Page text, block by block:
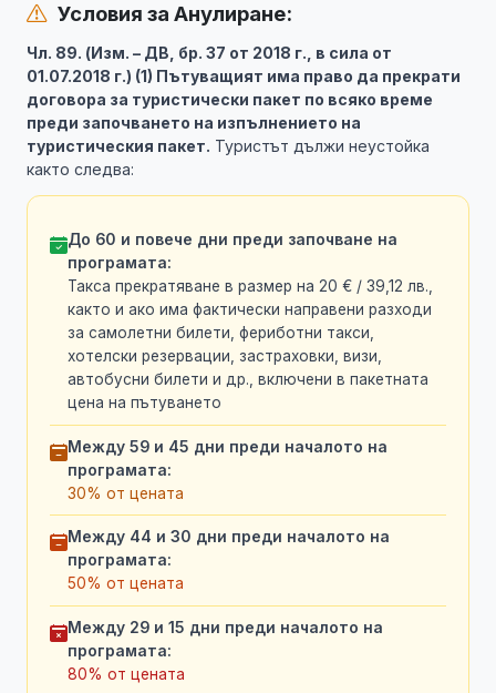
Условия за Анулиране:
Чл. 89. (Изм. – ДВ, бр. 37 от 2018 г., в сила от
01.07.2018 г.) (1) Пътуващият има право да прекрати
договора за туристически пакет по всяко време
преди започването на изпълнението на
туристическия пакет. Туристът дължи неустойка
както следва:
До 60 и повече дни преди започване на
програмата:
Такса прекратяване в размер на 20 € / 39,12 лв.,
както и ако има фактически направени разходи
за самолетни билети, фериботни такси,
хотелски резервации, застраховки, визи,
автобусни билети и др., включени в пакетната
цена на пътуването
Между 59 и 45 дни преди началото на
програмата:
30% от цената
Между 44 и 30 дни преди началото на
програмата:
50% от цената
Между 29 и 15 дни преди началото на
програмата:
80% от цената